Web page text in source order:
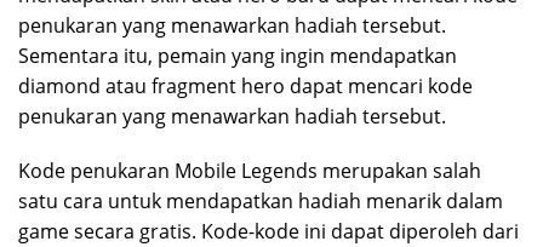
penukaran yang menawarkan hadiah tersebut.
Sementara itu, pemain yang ingin mendapatkan
diamond atau fragment hero dapat mencari kode
penukaran yang menawarkan hadiah tersebut.
Kode penukaran Mobile Legends merupakan salah
satu cara untuk mendapatkan hadiah menarik dalam
game secara gratis. Kode-kode ini dapat diperoleh dari